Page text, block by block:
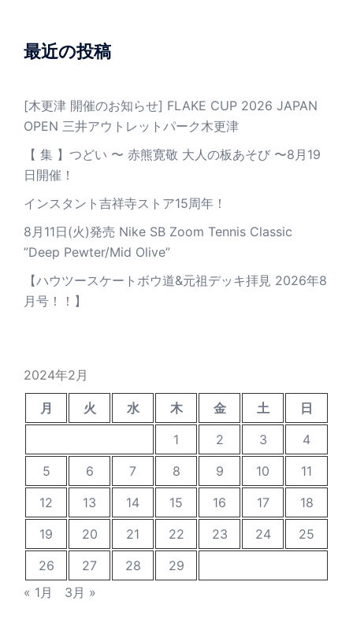
最近の投稿
[木更津 開催のお知らせ] FLAKE CUP 2026 JAPAN
OPEN 三井アウトレットパーク木更津
【 集 】つどい 〜 赤熊寛敬 大人の板あそび 〜8月19
日開催！
インスタント吉祥寺ストア15周年！
8月11日(火)発売 Nike SB Zoom Tennis Classic
”Deep Pewter/Mid Olive”
【ハウツースケートボウ道&元祖デッキ拝見 2026年8
月号！！】
2024年2月
月 火 水 木 金 土
日
1
2 3
4
5
6 7 8 9 10
11
12
13 14 15 16 17
18
19
20 21 22 23 24
25
26
27 28
29
« 1月
3月 »